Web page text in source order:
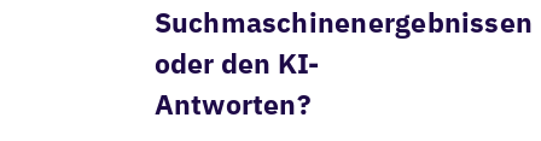
Suchmaschinenergebnissen
oder den KI-
Antworten?